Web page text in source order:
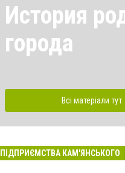
История
города
Всі матеріали тут
ПІДПРИЄМСТВА КАМ'ЯНСЬКОГО